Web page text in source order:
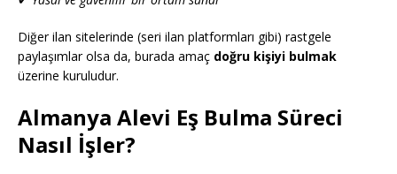
Diğer ilan sitelerinde (seri ilan platformları gibi) rastgele
paylaşımlar olsa da, burada amaç doğru kişiyi bulmak
üzerine kuruludur.
Almanya Alevi Eş Bulma Süreci
Nasıl İşler?